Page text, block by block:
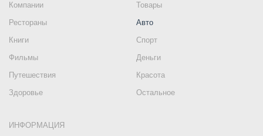
Компании
Товары
Рестораны
Авто
Книги
Спорт
Фильмы
Деньги
Путешествия
Красота
Здоровье
Остальное
ИНФОРМАЦИЯ